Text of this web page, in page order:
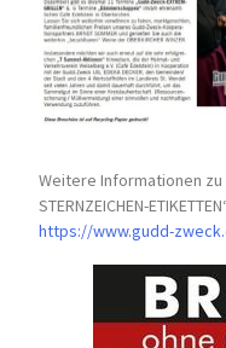
Weitere Informationen
STERNZEICHEN-
https://www.gudd-